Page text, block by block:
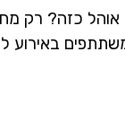
אוהל כזה?
באירוע